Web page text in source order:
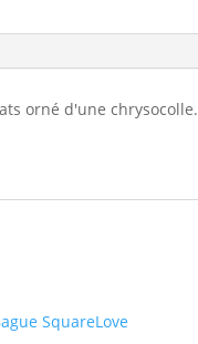
orné d'une chrysocolle.